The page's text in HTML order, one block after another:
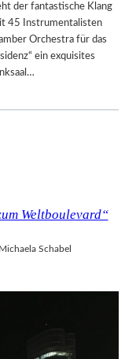
der fantastische Klang
45 Instrumentalisten
Orchestra für das
ein exquisites
Weltboulevard“
Michaela Schabel